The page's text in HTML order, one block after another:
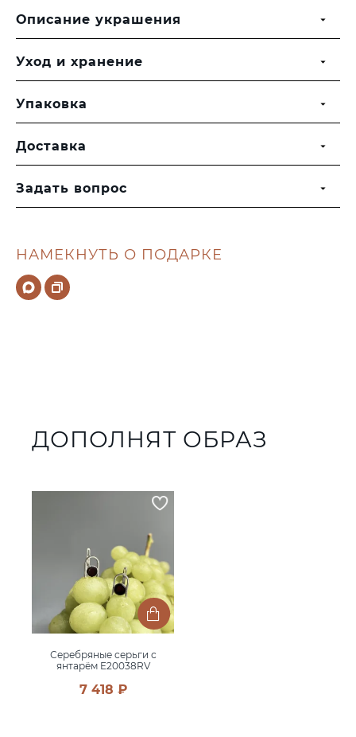
НАМЕКНУТЬ О ПОДАРКЕ
Описание украшения
Уход и хранение
Упаковка
Доставка
Задать вопрос
ДОПОЛНЯТ ОБРАЗ
Серебряные серьги с
янтарём E20038RV
7 418 ₽